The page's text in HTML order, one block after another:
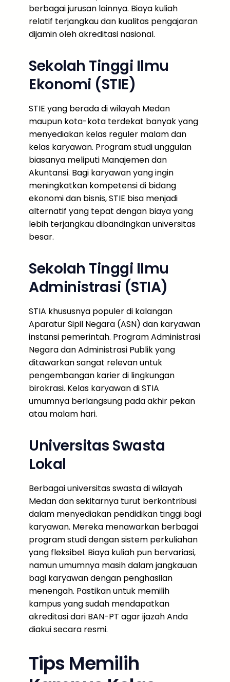
berbagai jurusan lainnya. Biaya kuliah
relatif terjangkau dan kualitas pengajaran
dijamin oleh akreditasi nasional.
Sekolah Tinggi Ilmu
Ekonomi (STIE)
STIE yang berada di wilayah Medan
maupun kota-kota terdekat banyak yang
menyediakan kelas reguler malam dan
kelas karyawan. Program studi unggulan
biasanya meliputi Manajemen dan
Akuntansi. Bagi karyawan yang ingin
meningkatkan kompetensi di bidang
ekonomi dan bisnis, STIE bisa menjadi
alternatif yang tepat dengan biaya yang
lebih terjangkau dibandingkan universitas
besar.
Sekolah Tinggi Ilmu
Administrasi (STIA)
STIA khususnya populer di kalangan
Aparatur Sipil Negara (ASN) dan karyawan
instansi pemerintah. Program Administrasi
Negara dan Administrasi Publik yang
ditawarkan sangat relevan untuk
pengembangan karier di lingkungan
birokrasi. Kelas karyawan di STIA
umumnya berlangsung pada akhir pekan
atau malam hari.
Universitas Swasta
Lokal
Berbagai universitas swasta di wilayah
Medan dan sekitarnya turut berkontribusi
dalam menyediakan pendidikan tinggi bagi
karyawan. Mereka menawarkan berbagai
program studi dengan sistem perkuliahan
yang fleksibel. Biaya kuliah pun bervariasi,
namun umumnya masih dalam jangkauan
bagi karyawan dengan penghasilan
menengah. Pastikan untuk memilih
kampus yang sudah mendapatkan
akreditasi dari BAN-PT agar ijazah Anda
diakui secara resmi.
Tips Memilih